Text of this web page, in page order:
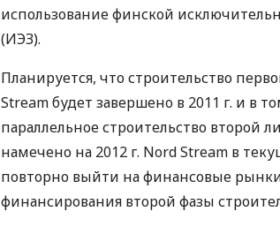
использование финской
(ИЭЗ).
Планируется, что строительство
Stream будет завершено в 2011 г. и в
параллельное строительство второй
намечено на 2012 г. Nord Stream в
повторно выйти на финансовые
финансирования второй фазы